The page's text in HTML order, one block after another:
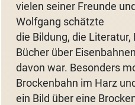
vielen seiner Freunde
Wolfgang schätzte
die Bildung, die Literatur,
Bücher über
davon war. Besonders
Brockenbahn im Harz
ein Bild über eine